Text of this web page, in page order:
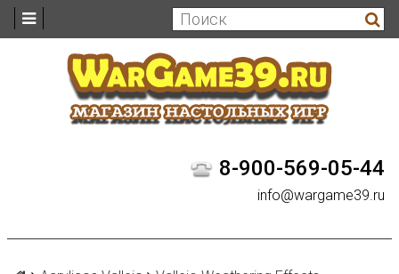
8-900-569-05-44
info@wargame39.ru